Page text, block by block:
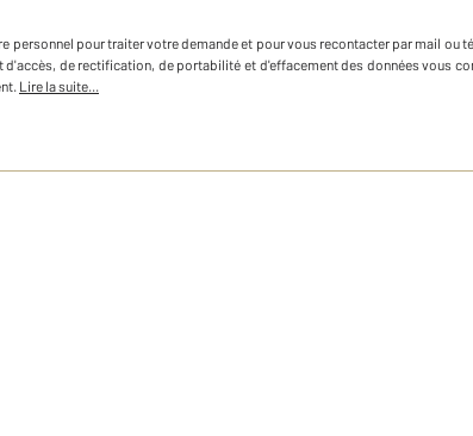
personnel pour traiter votre demande et pour vous recontacter par mail ou
de rectification, de portabilité et d'effacement des données vous
Lire la suite...